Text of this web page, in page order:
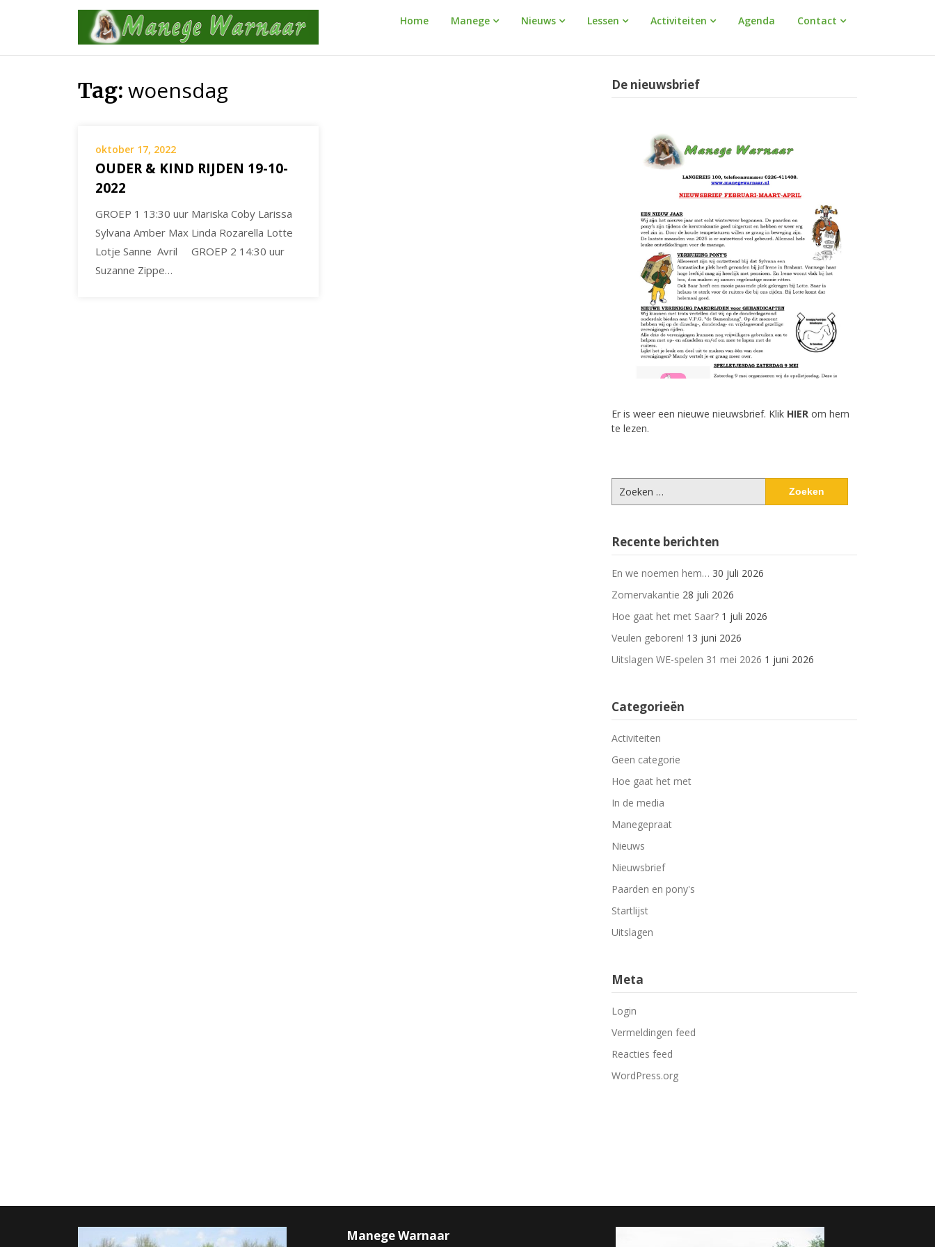
Home Manege Nieuws Lessen Activiteiten Agenda Contact
Tag: woensdag
oktober 17, 2022
OUDER & KIND RIJDEN 19-10-
2022
GROEP 1 13:30 uur Mariska Coby Larissa
Sylvana Amber Max Linda Rozarella Lotte
Lotje Sanne Avril GROEP 2 14:30 uur
Suzanne Zippe…
De nieuwsbrief
Er is weer een nieuwe nieuwsbrief. Klik HIER om hem
te lezen.
naar:
Recente berichten
En we noemen hem… 30 juli 2026
Zomervakantie 28 juli 2026
Hoe gaat het met Saar? 1 juli 2026
Veulen geboren! 13 juni 2026
Uitslagen WE-spelen 31 mei 2026 1 juni 2026
Categorieën
Activiteiten
Geen categorie
Hoe gaat het met
In de media
Manegepraat
Nieuws
Nieuwsbrief
Paarden en pony's
Startlijst
Uitslagen
Meta
Login
Vermeldingen feed
Reacties feed
WordPress.org
Manege Warnaar